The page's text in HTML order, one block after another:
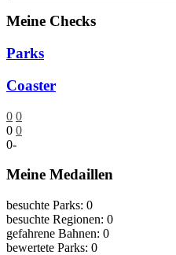
Meine Checks
Parks
Coaster
0 0
0 0
0-
Meine Medaillen
besuchte Parks: 0
besuchte Regionen: 0
gefahrene Bahnen: 0
bewertete Parks: 0